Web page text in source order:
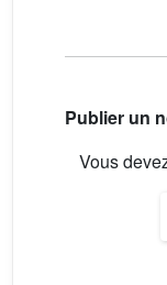
Publier un
Vous